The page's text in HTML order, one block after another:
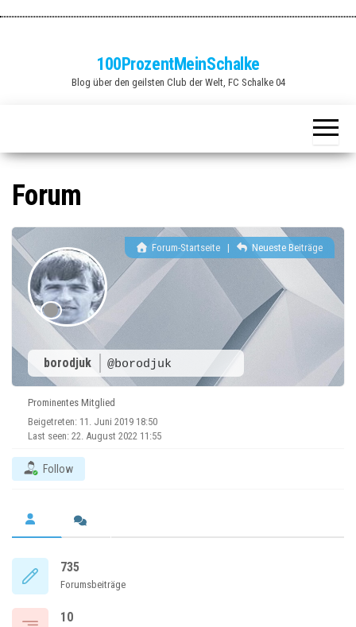
100ProzentMeinSchalke
Blog über den geilsten Club der Welt, FC Schalke 04
Forum
borodjuk @borodjuk
Forum-Startseite| Neueste Beiträge
Prominentes Mitglied
Beigetreten: 11. Juni 2019 18:50
Last seen: 22. August 2022 11:55
Follow
735
Forumsbeiträge
10